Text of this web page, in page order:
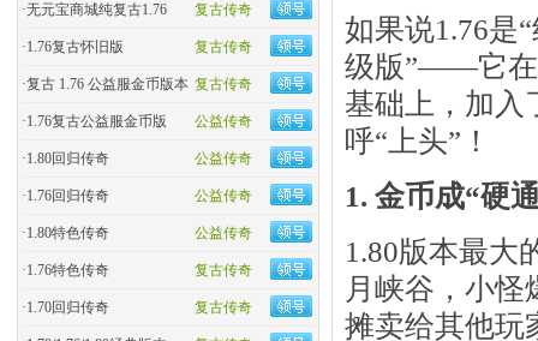
复古传奇
·无元宝商城纯复古1.76
复古传奇
·1.76复古怀旧版
复古传奇
·复古 1.76 公益服金币版本
公益传奇
·1.76复古公益服金币版
公益传奇
·1.80回归传奇
公益传奇
·1.76回归传奇
公益传奇
·1.80特色传奇
复古传奇
·1.76特色传奇
复古传奇
·1.70回归传奇
如果说1.76是
级版”——它在
基础上，加入
呼“上头”！
1. 金币成“硬
1.80版本最大
月峡谷，小怪
摊卖给其他玩